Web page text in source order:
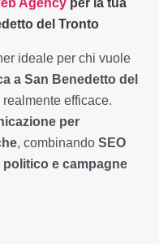
Agency per la tua
del Tronto
ideale per chi vuole
a San Benedetto del
efficace.
per
, combinando SEO
politico e campagne